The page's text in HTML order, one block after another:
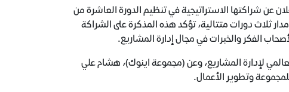
عن شراكتها الاستراتيجية في تنظيم الدورة العاشرة من
ثلاث دورات متتالية، تؤكد هذه المذكرة على الشراكة
الفكر والخبرات في مجال إدارة المشاريع.
لإدارة المشاريع، وعن (مجموعة اينوك)، هشام علي
وتطوير الأعمال.